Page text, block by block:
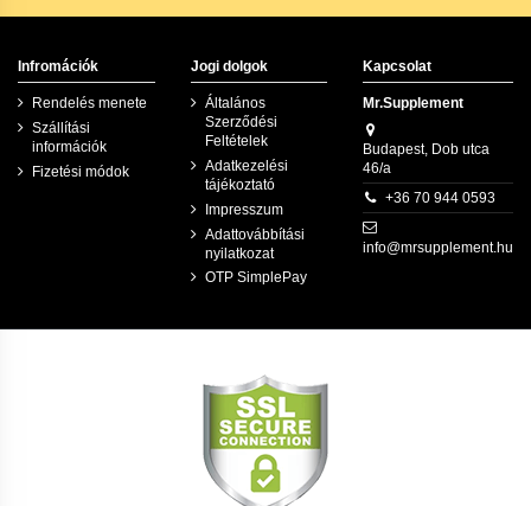
Infromációk
Rendelés menete
Szállítási
információk
Fizetési módok
Jogi dolgok
Általános
Szerződési
Feltételek
Adatkezelési
tájékoztató
Impresszum
Adattovábbítási
nyilatkozat
OTP SimplePay
Kapcsolat
Mr.Supplement
Budapest, Dob utca
46/a
+36 70 944 0593
info@mrsupplement.hu